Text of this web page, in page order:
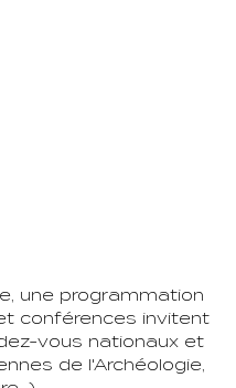
une programmation
conférences invitent
vous nationaux et
de l'Archéologie,